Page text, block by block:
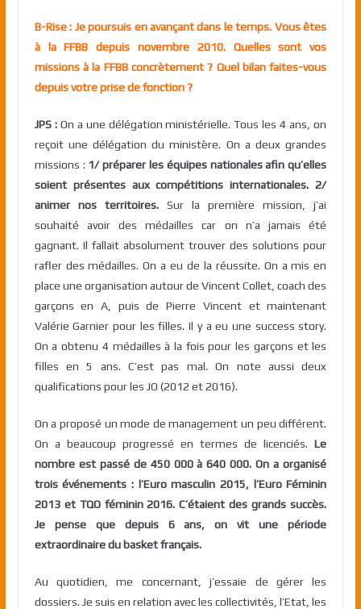
B-Rise : Je poursuis en avançant dans le temps. Vous êtes
à la FFBB depuis novembre 2010. Quelles sont vos
missions à la FFBB concrètement ? Quel bilan faites-vous
depuis votre prise de fonction ?
JPS : On a une délégation ministérielle. Tous les 4 ans, on
reçoit une délégation du ministère. On a deux grandes
missions : 1/ préparer les équipes nationales afin qu’elles
soient présentes aux compétitions internationales. 2/
animer nos territoires.Sur la première mission, j’ai
souhaité avoir des médailles car on n’a jamais été
gagnant. Il fallait absolument trouver des solutions pour
rafler des médailles. On a eu de la réussite. On a mis en
place une organisation autour de Vincent Collet, coach des
garçons en A, puis de Pierre Vincent et maintenant
Valérie Garnier pour les filles. Il y a eu une success story.
On a obtenu 4 médailles à la fois pour les garçons et les
filles en 5 ans. C’est pas mal. On note aussi deux
qualifications pour les JO (2012 et 2016).
On a proposé un mode de management un peu différent.
On a beaucoup progressé en termes de licenciés.Le
nombre est passé de 450 000 à 640 000. On a organisé
trois événements : l’Euro masculin 2015, l’Euro Féminin
2013 et TQO féminin 2016. C’étaient des grands succès.
Je pense que depuis 6 ans, on vit une période
extraordinaire du basket français.
Au quotidien, me concernant, j’essaie de gérer les
dossiers. Je suis en relation avec les collectivités, l’Etat, les